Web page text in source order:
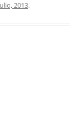
2013.